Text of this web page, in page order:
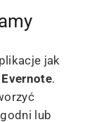
jak
Evernote.
lub